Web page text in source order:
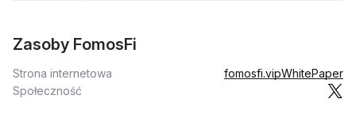
Zasoby FomosFi
Strona internetowa fomosfi.vipWhitePaper
Społeczność